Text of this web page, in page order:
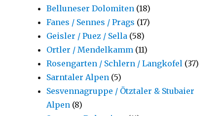
Belluneser Dolomiten (18)
Fanes / Sennes / Prags (17)
Geisler / Puez / Sella (58)
Ortler / Mendelkamm (11)
Rosengarten / Schlern / Langkofel (37)
Sarntaler Alpen (5)
Sesvennagruppe / Ötztaler & Stubaier
Alpen (8)